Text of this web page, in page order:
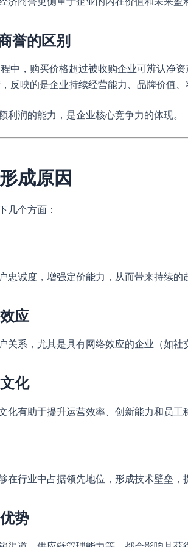
誉的区别
中，购买价格超过被收购企业可辨认净
反映的是企业持续经营能力、品牌价值
利润的能力，是企业核心竞争力的体现。
成原因
几个方面：
忠诚度，增强定价能力，从而带来持续的
应
关系，尤其是具有网络效应的企业（如社
化
化有助于提升运营效率、创新能力和员工
在行业中占据领先地位，形成技术壁垒，
势